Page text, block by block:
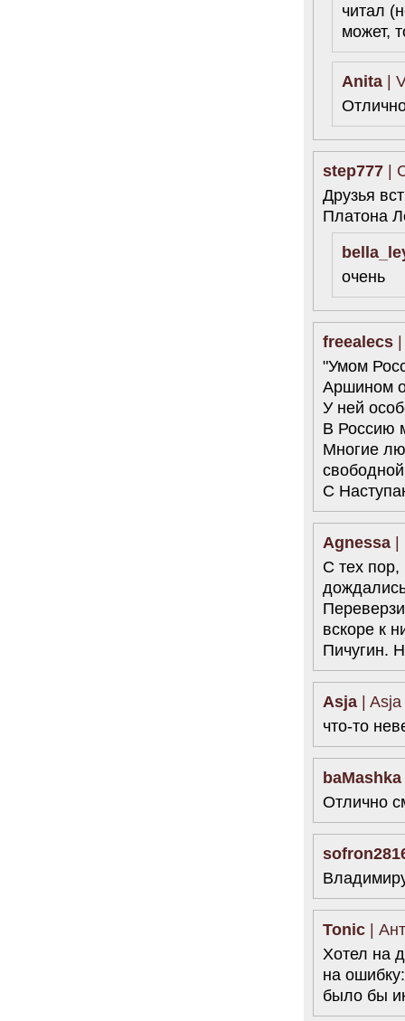
читал
может,
Anita |
step777 |
Друзья
Платона
очень
freealecs
"Умом
Аршином
У ней
В Россию
Многие
С
Agnessa |
С тех
вскоре к
Пичугин.
Asja |
что-то
baMashka
Отлично
Tonic |
Хотел на
на
было бы